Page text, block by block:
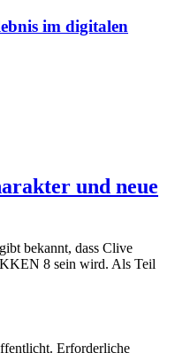
im digitalen
und neue
bekannt, dass Clive
8 sein wird. Als Teil
Erforderliche